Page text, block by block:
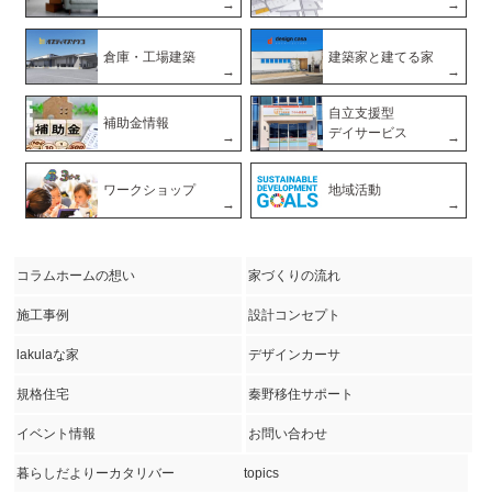
倉庫・工場建築 建築家と建てる家
補助金情報
自立支援型
デイサービス
ワークショップ 地域活動
コラムホームの想い 家づくりの流れ
施工事例 設計コンセプト
lakulaな家 デザインカーサ
規格住宅 秦野移住サポート
イベント情報 お問い合わせ
暮らしだよりーカタリバー topics